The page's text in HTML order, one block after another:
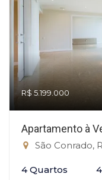
R$ 5.199.000
Apartamento à
São Conrado,
4 Quartos